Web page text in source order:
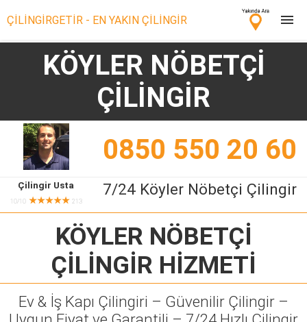
ÇİLİNGİRGETİR - EN YAKIN ÇİLİNGİR
Çilingir Ara
Çilingir misin? Bize Katıl!
KÖYLER NÖBETÇİ
ÇİLİNGİR
0850 550 20 60
Çilingir Usta
10/10 ★★★★★ 213
7/24 Köyler Nöbetçi Çilingir
KÖYLER NÖBETÇİ
ÇİLİNGİR HİZMETİ
Ev & İş Kapı Çilingiri – Güvenilir Çilingir –